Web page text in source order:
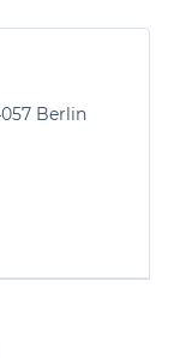
Berlin